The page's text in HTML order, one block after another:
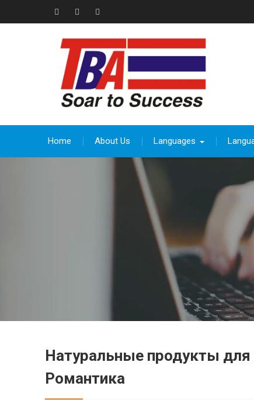
to
FacebookInstagramthebeevoracademy@gmail.com
Home About Us Languages
Натуральные продукты для
Романтика